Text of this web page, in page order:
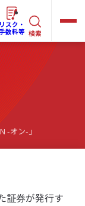
リスク・
数料等 検索
-オン-」
証券が発行す